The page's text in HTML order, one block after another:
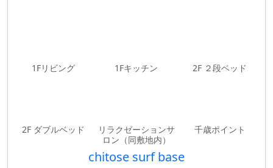
1Fリビング 1Fキッチン 2F ２段ベッド
2F ダブルベッド
リラクゼーションサ
ロン（同敷地内）
千歳ポイント
chitose surf base